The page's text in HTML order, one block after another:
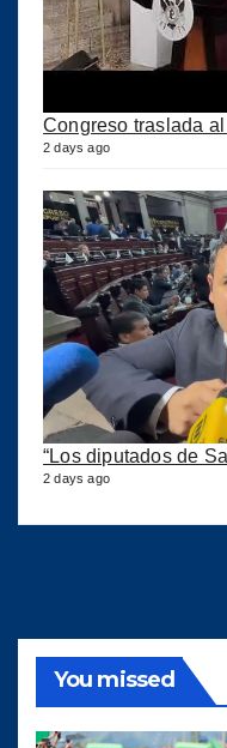
2 days ago
2 days ago
You missed